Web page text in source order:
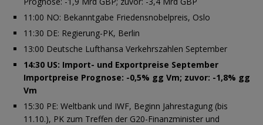
11:00 NO: Bekanntgabe Friedensnobelpreis, Oslo
11:30 DE: Regierung-PK, Berlin
13:00 Deutsche Lufthansa Verkehrszahlen September
14:30 US: Import- und Exportpreise September
Importpreise Prognose: -0,5% gg Vm; zuvor: -1,8% gg
Vm
15:30 PE: Weltbank und IWF, Beginn Jahrestagung (bis
11.10.), PK zum Treffen der G20-Finanzminister und